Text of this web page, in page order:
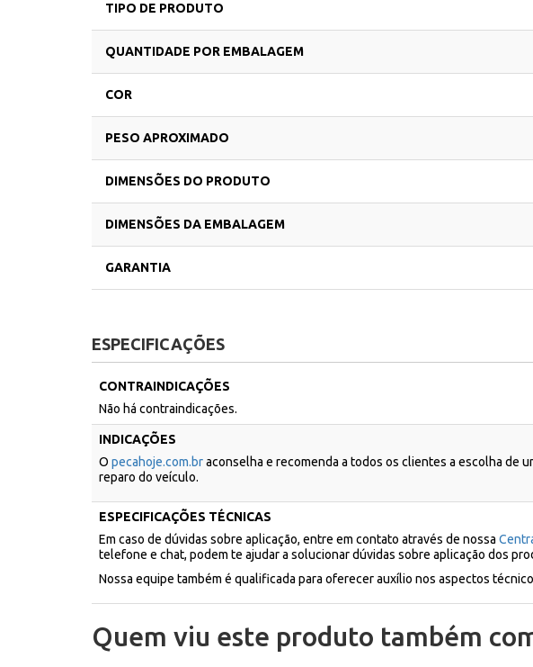
TIPO DE PRODUTO
QUANTIDADE POR EMBALAGEM
COR
PESO APROXIMADO
DIMENSÕES DO PRODUTO
DIMENSÕES DA EMBALAGEM
GARANTIA
ESPECIFICAÇÕES
CONTRAINDICAÇÕES
Não há contraindicações.
INDICAÇÕES
O pecahoje.com.braconselha e recomenda a todos os clientes a escolha de
reparo do veículo.
ESPECIFICAÇÕES TÉCNICAS
Em caso de dúvidas sobre aplicação, entre em contato através de nossa
telefone e chat, podem te ajudar a solucionar dúvidas sobre aplicação dos
Nossa equipe também é qualificada para oferecer auxílio nos aspectos
Quem viu este produto também